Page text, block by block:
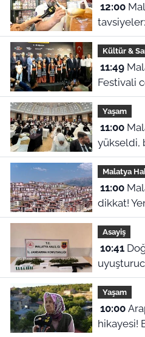
12:00Malatyalı baharatçıdan altın
Kültür &
11:49Malatya’da Kültür Yolu
Festivali
inşa ve
Yaşam
11:00Malatya’da evlilik yaşı
yükseldi,
çekti
Malatya
11:00Malatya'da taşınmazı olanlar
dikkat!
gözler
çevrildi
Asayiş
10:41Doğanşehir’de
Yaşam
10:00Arapgir'de 85 yıllık emek
hikayesi!